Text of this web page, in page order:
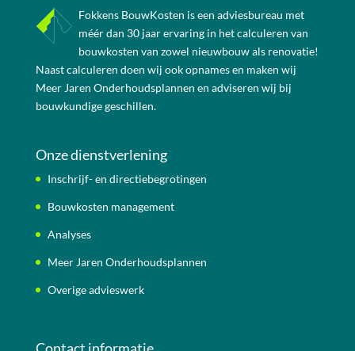
Fokkens BouwKosten is een adviesbureau met
méér dan 30 jaar ervaring in het calculeren van
bouwkosten van zowel nieuwbouw als renovatie!
Naast calculeren doen wij ook opnames en maken wij
Meer Jaren Onderhoudsplannen en adviseren wij bij
bouwkundige geschillen.
Onze dienstverlening
Inschrijf- en directiebegrotingen
Bouwkosten management
Analyses
Meer Jaren Onderhoudsplannen
Overige advieswerk